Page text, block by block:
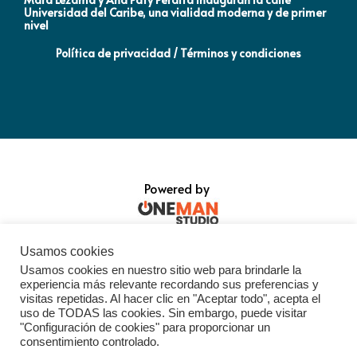
Universidad del Caribe, una vialidad moderna y de primer
nivel
Política de privacidad / Términos y condiciones
Powered by
Usamos cookies
Usamos cookies en nuestro sitio web para brindarle la
experiencia más relevante recordando sus preferencias y
visitas repetidas. Al hacer clic en "Aceptar todo", acepta el
uso de TODAS las cookies. Sin embargo, puede visitar
"Configuración de cookies" para proporcionar un
consentimiento controlado.